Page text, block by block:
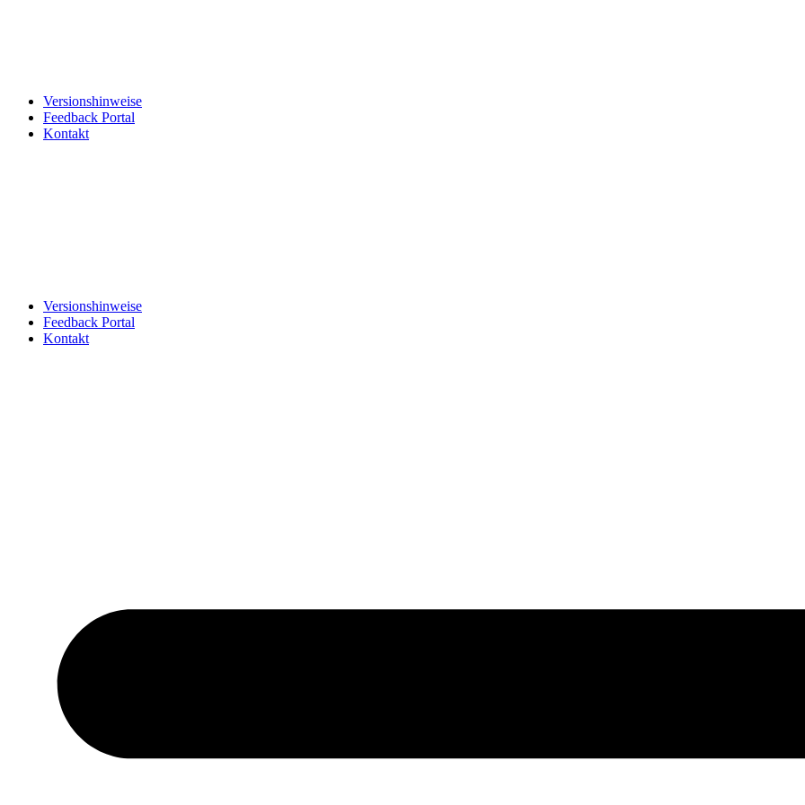
Versionshinweise
Feedback Portal
Kontakt
Versionshinweise
Feedback Portal
Kontakt